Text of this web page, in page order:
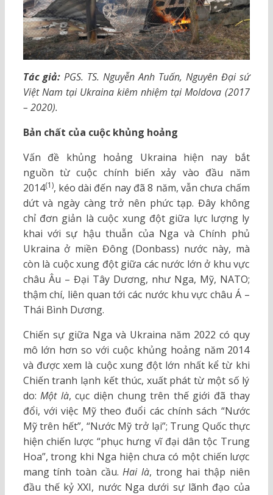
Tác giả:PGS. TS. Nguyễn Anh Tuấn, Nguyên Đại sứ
Việt Nam tại Ukraina kiêm nhiệm tại Moldova (2017
– 2020).
Bản chất của cuộc khủng hoảng
Vấn đề khủng hoảng Ukraina hiện nay bắt
nguồn từ cuộc chính biến xảy vào đầu năm
2014(1), kéo dài đến nay đã 8 năm, vẫn chưa chấm
dứt và ngày càng trở nên phức tạp. Đây không
chỉ đơn giản là cuộc xung đột giữa lực lượng ly
khai với sự hậu thuẫn của Nga và Chính phủ
Ukraina ở miền Đông (Donbass) nước này, mà
còn là cuộc xung đột giữa các nước lớn ở khu vực
châu Âu – Đại Tây Dương, như Nga, Mỹ, NATO;
thậm chí, liên quan tới các nước khu vực châu Á –
Thái Bình Dương.
Chiến sự giữa Nga và Ukraina năm 2022 có quy
mô lớn hơn so với cuộc khủng hoảng năm 2014
và được xem là cuộc xung đột lớn nhất kể từ khi
Chiến tranh lạnh kết thúc, xuất phát từ một số lý
do:Một là, cục diện chung trên thế giới đã thay
đổi, với việc Mỹ theo đuổi các chính sách “Nước
Mỹ trên hết”, “Nước Mỹ trở lại”; Trung Quốc thực
hiện chiến lược “phục hưng vĩ đại dân tộc Trung
Hoa”, trong khi Nga hiện chưa có một chiến lược
mang tính toàn cầu.Hai là, trong hai thập niên
đầu thế kỷ XXI, nước Nga dưới sự lãnh đạo của